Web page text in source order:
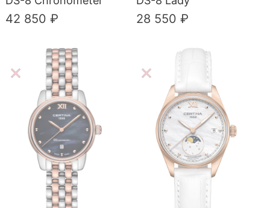
42 850 ₽ 28 550 ₽